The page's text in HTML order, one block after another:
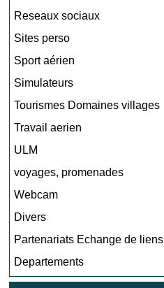
Reseaux sociaux
Sites perso
Sport aérien
Simulateurs
Tourismes Domaines villages
Travail aerien
ULM
voyages, promenades
Webcam
Divers
Partenariats Echange de liens
Departements